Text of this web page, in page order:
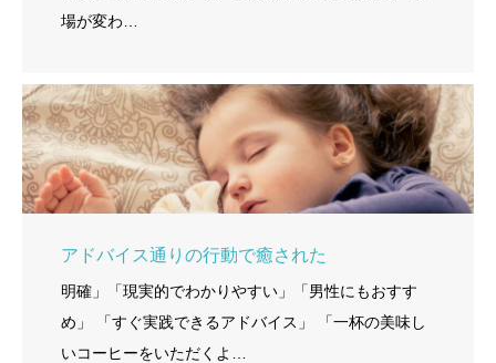
場が変わ…
アドバイス通りの行動で癒された
明確」「現実的でわかりやすい」「男性にもおすす
め」 「すぐ実践できるアドバイス」 「一杯の美味し
いコーヒーをいただくよ…